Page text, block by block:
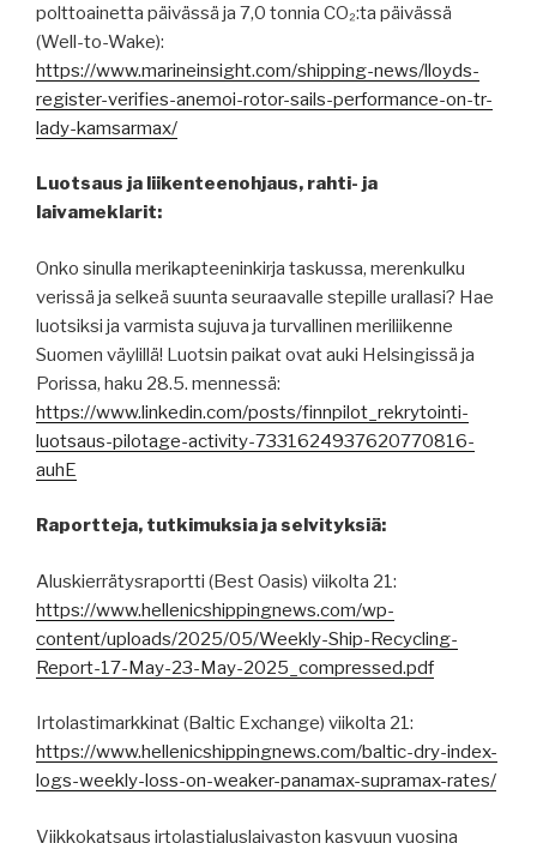
polttoainetta päivässä ja 7,0 tonnia CO₂:ta päivässä
(Well-to-Wake):
https://www.marineinsight.com/shipping-news/lloyds-
register-verifies-anemoi-rotor-sails-performance-on-tr-
lady-kamsarmax/
Luotsaus ja liikenteenohjaus, rahti- ja
laivameklarit:
Onko sinulla merikapteeninkirja taskussa, merenkulku
verissä ja selkeä suunta seuraavalle stepille urallasi? Hae
luotsiksi ja varmista sujuva ja turvallinen meriliikenne
Suomen väylillä! Luotsin paikat ovat auki Helsingissä ja
Porissa, haku 28.5. mennessä:
https://www.linkedin.com/posts/finnpilot_rekrytointi-
luotsaus-pilotage-activity-7331624937620770816-
auhE
Raportteja, tutkimuksia ja selvityksiä:
Aluskierrätysraportti (Best Oasis) viikolta 21:
https://www.hellenicshippingnews.com/wp-
content/uploads/2025/05/Weekly-Ship-Recycling-
Report-17-May-23-May-2025_compressed.pdf
Irtolastimarkkinat (Baltic Exchange) viikolta 21:
https://www.hellenicshippingnews.com/baltic-dry-index-
logs-weekly-loss-on-weaker-panamax-supramax-rates/
Viikkokatsaus irtolastialuslaivaston kasvuun vuosina